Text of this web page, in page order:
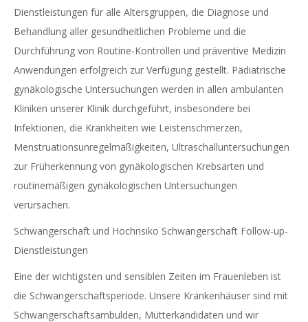
Dienstleistungen für alle Altersgruppen, die Diagnose und
Behandlung aller gesundheitlichen Probleme und die
Durchführung von Routine-Kontrollen und präventive Medizin
Anwendungen erfolgreich zur Verfügung gestellt. Pädiatrische
gynäkologische Untersuchungen werden in allen ambulanten
Kliniken unserer Klinik durchgeführt, insbesondere bei
Infektionen, die Krankheiten wie Leistenschmerzen,
Menstruationsunregelmäßigkeiten, Ultraschalluntersuchungen
zur Früherkennung von gynäkologischen Krebsarten und
routinemäßigen gynäkologischen Untersuchungen
verursachen.
Schwangerschaft und Hochrisiko Schwangerschaft Follow-up-
Dienstleistungen
Eine der wichtigsten und sensiblen Zeiten im Frauenleben ist
die Schwangerschaftsperiode. Unsere Krankenhäuser sind mit
Schwangerschaftsambulden, Mütterkandidaten und wir